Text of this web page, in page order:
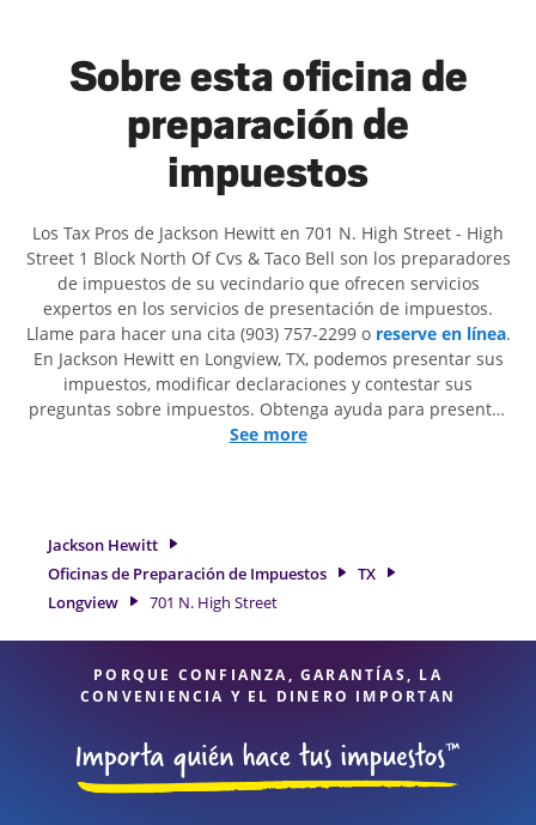
Sobre esta oficina de
preparación de
impuestos
Los Tax Pros de Jackson Hewitt en 701 N. High Street - High
Street 1 Block North Of Cvs & Taco Bell son ​​los preparadores
de impuestos de su vecindario que ofrecen servicios
expertos en los servicios de presentación de impuestos.
Llame para hacer una cita (903) 757-2299 o reserve en línea.
En Jackson Hewitt en Longview, TX, podemos presentar sus
impuestos, modificar declaraciones y contestar sus
preguntas sobre impuestos. Obtenga ayuda para presentar
declaraciones de impuestos simples o situaciones más
reembolso de impuestos más grande. Si necesita servicios
de preparación de impuestos en Longview, TX, la ubicación
de Jackson Hewitt en 701 N. High Street es una opción
excelente. Con nuestros expertos profesionales de
en manos expertas.
See more
Jackson Hewitt
Oficinas de Preparación de Impuestos
TX
Longview
701 N. High Street
PORQUE CONFIANZA, GARANTÍAS, LA
CONVENIENCIA Y EL DINERO IMPORTAN